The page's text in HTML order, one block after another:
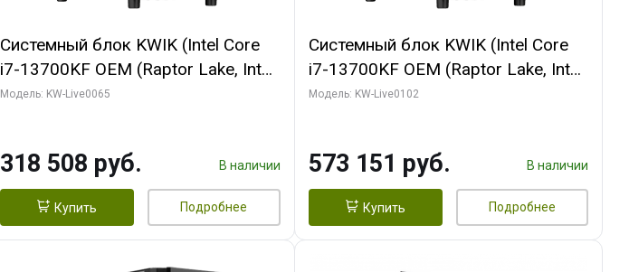
Системный блок KWIK (Intel Core
i7-13700KF OEM (Raptor Lake, Intel
7, C16 8EC/8PC/ 64 ГБ ОЗУ (2
2/ 1 ТБ SSD)
Модель: KW-Live0065
318 508 руб. В наличии
Купить Подробнее
Системный блок KWIK (Intel Core
i7-13700KF OEM (Raptor Lake, Intel
7, C16 8EC/8PC/ 32 ГБ ОЗУ (2
Turbo/ 960 ГБ SSD)
Модель: KW-Live0102
573 151 руб. В наличии
Купить Подробнее